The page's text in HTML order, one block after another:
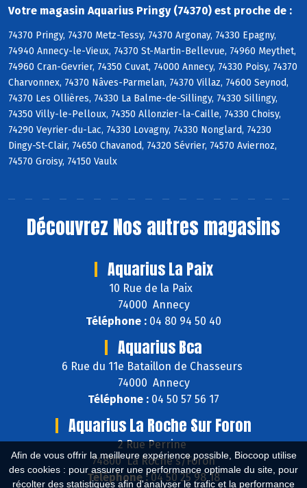
Afin de vous offrir la meilleure expérience possible, Biocoop utilise
des cookies : pour assurer une performance optimale du site, pour
récolter des statistiques afin d'analyser le trafic et la performance
Votre magasin Aquarius Pringy (74370) est proche de :
74370 Pringy, 74370 Metz-Tessy, 74370 Argonay, 74330 Epagny,
74940 Annecy-le-Vieux, 74370 St-Martin-Bellevue, 74960 Meythet,
74960 Cran-Gevrier, 74350 Cuvat, 74000 Annecy, 74330 Poisy, 74370
Charvonnex, 74370 Nâves-Parmelan, 74370 Villaz, 74600 Seynod,
74370 Les Ollières, 74330 La Balme-de-Sillingy, 74330 Sillingy,
74350 Villy-le-Pelloux, 74350 Allonzier-la-Caille, 74330 Choisy,
74290 Veyrier-du-Lac, 74330 Lovagny, 74330 Nonglard, 74230
Dingy-St-Clair, 74650 Chavanod, 74320 Sévrier, 74570 Aviernoz,
74570 Groisy, 74150 Vaulx
Découvrez Nos autres magasins
Aquarius La Paix
10 Rue de la Paix
74000 Annecy
Téléphone : 04 80 94 50 40
Aquarius Bca
6 Rue du 11e Bataillon de Chasseurs
74000 Annecy
Téléphone : 04 50 57 56 17
Aquarius La Roche Sur Foron
2 Rue Perrine
74800 La Roche s/Foron
Téléphone : 04 50 25 98 18